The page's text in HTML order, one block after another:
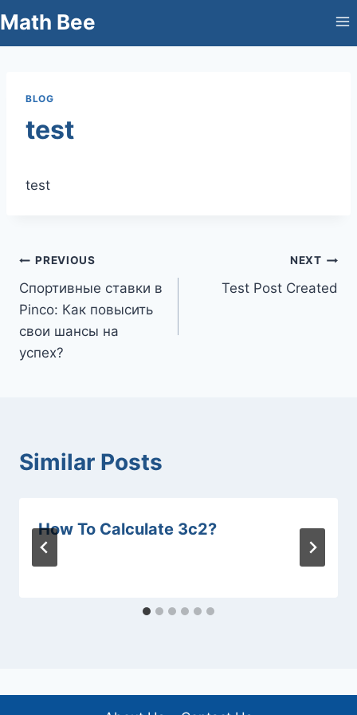
to
Math Bee
BLOG
test
test
Post
navigation
PREVIOUS
Спортивные ставки в
Pinco: Как повысить
свои шансы на
успех?
NEXT
Test Post Created
Similar Posts
How To Calculate 3c2?